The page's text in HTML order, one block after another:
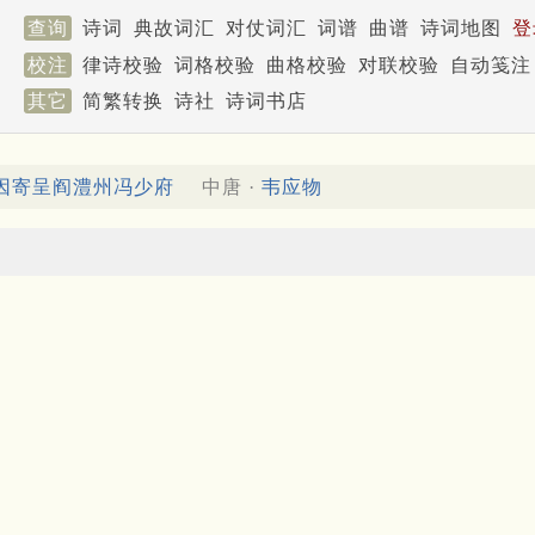
查询 诗词 典故词汇 对仗词汇 词谱 曲谱 诗词地图
校注
律诗校验 词格校验 曲格校验 对联校验
自动笺注
其它
简繁转换 诗社 诗词书店
寄呈阎澧州冯少府 中唐 · 韦应物